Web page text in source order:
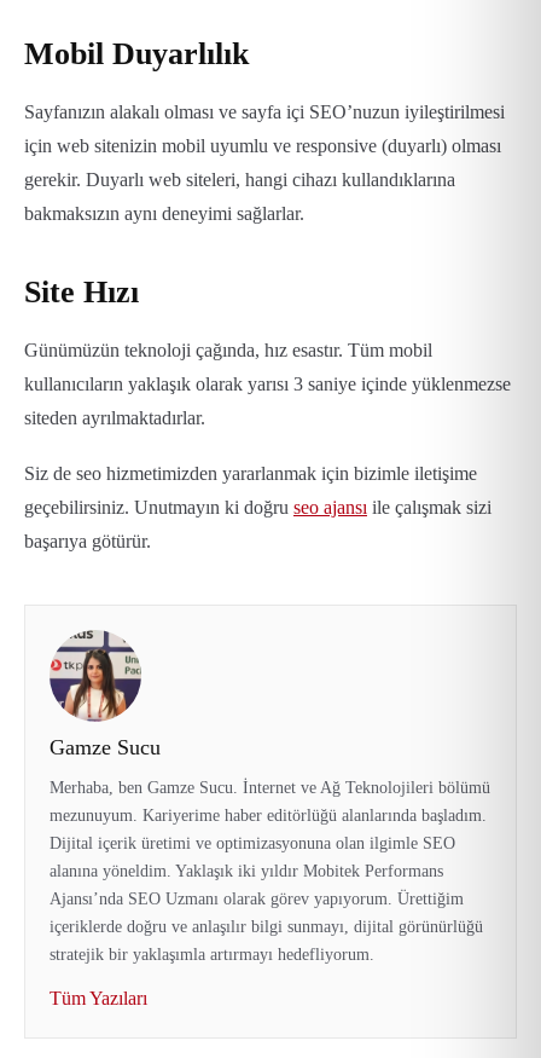
Mobil Duyarlılık
Sayfanızın alakalı olması ve sayfa içi SEO’nuzun iyileştirilmesi
için web sitenizin mobil uyumlu ve responsive (duyarlı) olması
gerekir. Duyarlı web siteleri, hangi cihazı kullandıklarına
bakmaksızın aynı deneyimi sağlarlar.
Site Hızı
Günümüzün teknoloji çağında, hız esastır. Tüm mobil
kullanıcıların yaklaşık olarak yarısı 3 saniye içinde yüklenmezse
siteden ayrılmaktadırlar.
Siz de seo hizmetimizden yararlanmak için bizimle iletişime
geçebilirsiniz. Unutmayın ki doğru seo ajansı ile çalışmak sizi
başarıya götürür.
Gamze Sucu
Merhaba, ben Gamze Sucu. İnternet ve Ağ Teknolojileri bölümü
mezunuyum. Kariyerime haber editörlüğü alanlarında başladım.
Dijital içerik üretimi ve optimizasyonuna olan ilgimle SEO
alanına yöneldim. Yaklaşık iki yıldır Mobitek Performans
Ajansı’nda SEO Uzmanı olarak görev yapıyorum. Ürettiğim
içeriklerde doğru ve anlaşılır bilgi sunmayı, dijital görünürlüğü
stratejik bir yaklaşımla artırmayı hedefliyorum.
Tüm Yazıları